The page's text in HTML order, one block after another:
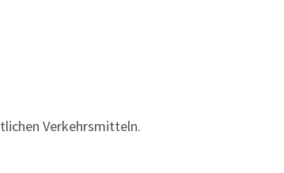
Verkehrsmitteln.